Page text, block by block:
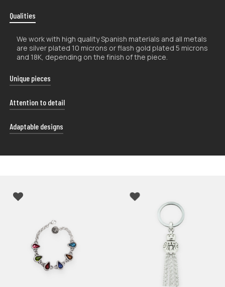
Qualities
We work with high quality Spanish materials and all metals
are silver plated 10 microns or flash gold plated 5 microns
and 18K, depending on the finish of the piece.
Unique pieces
The handcrafted nature of our products makes them
unique, so their shape and color may vary slightly from
Attention to detail
Each of our shipments is carefully presented in a uniquely
designed case, giving you the freedom to use it in the
Adaptable designs
of materials with a certain tolerance to bending makes